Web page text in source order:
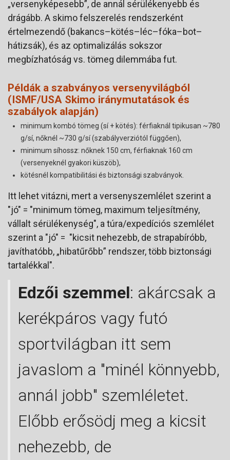
„versenyképesebb”, de annál sérülékenyebb és
drágább. A skimo felszerelés rendszerként
értelmezendő (bakancs–kötés–léc–fóka–bot–
hátizsák), és az optimalizálás sokszor
megbízhatóság vs. tömeg dilemmába fut.
Példák a szabványos versenyvilágból
(ISMF/USA Skimo iránymutatások és
szabályok alapján)
minimum kombó tömeg (sí + kötés): férfiaknál tipikusan ~780
g/sí, nőknél ~730 g/sí (szabályverziótól függően),
minimum síhossz: nőknek 150 cm, férfiaknak 160 cm
(versenyeknél gyakori küszöb),
kötésnél kompatibilitási és biztonsági szabványok.
Itt lehet vitázni, mert a versenyszemlélet szerint a
"jó" = "minimum tömeg, maximum teljesítmény,
vállalt sérülékenység", a túra/expedíciós szemlélet
szerint a "jó" = "kicsit nehezebb, de strapabíróbb,
javíthatóbb, „hibatűrőbb” rendszer, több biztonsági
tartalékkal".
Edzői szemmel: akárcsak a
kerékpáros vagy futó
sportvilágban itt sem
javaslom a "minél könnyebb,
annál jobb" szemléletet.
Előbb erősödj meg a kicsit
nehezebb, de